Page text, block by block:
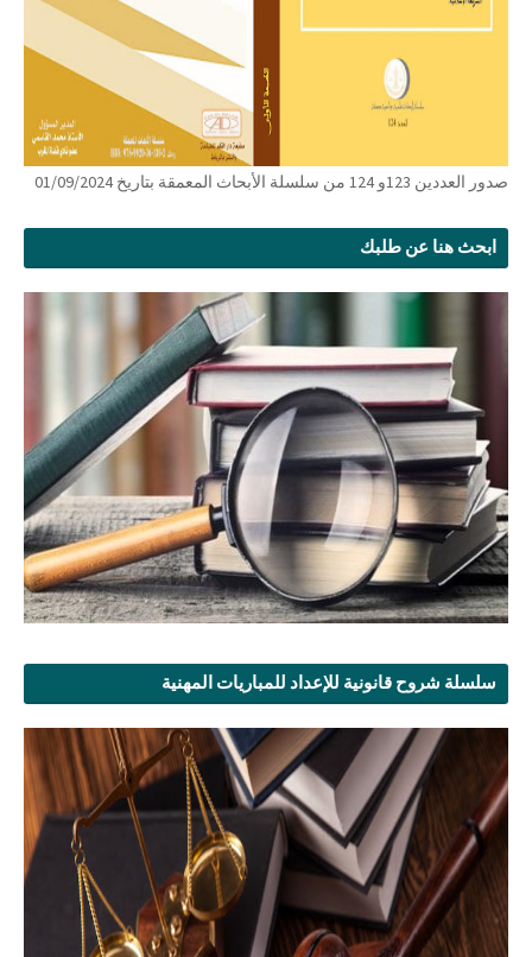
صدور العددين 123و 124 من سلسلة الأبحاث المعمقة بتاريخ 01/09/2024
ابحث هنا عن طلبك
سلسلة شروح قانونية للإعداد للمباريات المهنية